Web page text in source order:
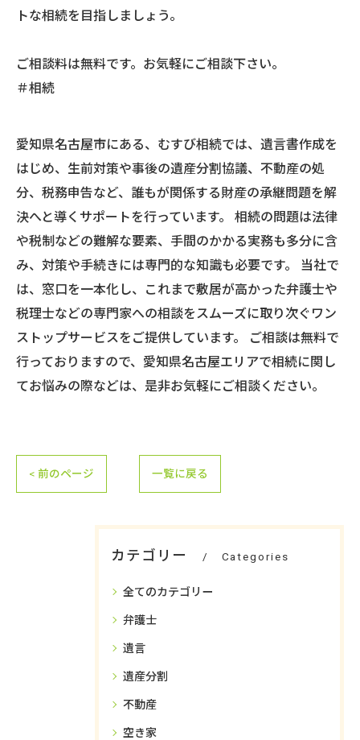
トな相続を目指しましょう。
ご相談料は無料です。お気軽にご相談下さい。
＃相続
愛知県名古屋市にある、むすび相続では、遺言書作成を
はじめ、生前対策や事後の遺産分割協議、不動産の処
分、税務申告など、誰もが関係する財産の承継問題を解
決へと導くサポートを行っています。 相続の問題は法律
や税制などの難解な要素、手間のかかる実務も多分に含
み、対策や手続きには専門的な知識も必要です。 当社で
は、窓口を一本化し、これまで敷居が高かった弁護士や
税理士などの専門家への相談をスムーズに取り次ぐワン
ストップサービスをご提供しています。 ご相談は無料で
行っておりますので、愛知県名古屋エリアで相続に関し
てお悩みの際などは、是非お気軽にご相談ください。
< 前のページ 一覧に戻る
カテゴリー Categories
全てのカテゴリー
弁護士
遺言
遺産分割
不動産
空き家